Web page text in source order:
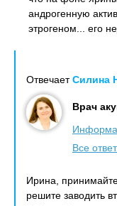
андрогенную
этрогеном... его
ОтвечаетСилина
Врач
Все
Ирина,
решите заводить